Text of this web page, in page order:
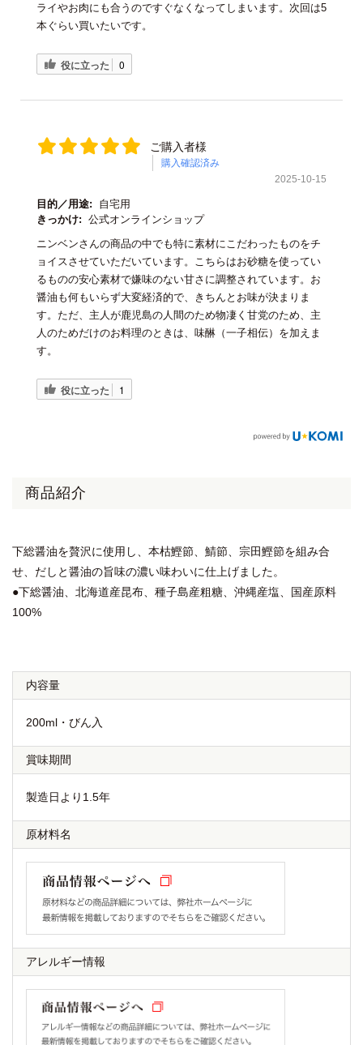
ライやお肉にも合うのですぐなくなってしまいます。次回は5
本ぐらい買いたいです。
役に立った 0
ご購入者様
購入確認済み
2025-10-15
目的／用途:
自宅用
きっかけ: 公式オンラインショップ
ニンベンさんの商品の中でも特に素材にこだわったものをチ
ョイスさせていただいています。こちらはお砂糖を使ってい
るものの安心素材で嫌味のない甘さに調整されています。お
醤油も何もいらず大変経済的で、きちんとお味が決まりま
す。ただ、主人が鹿児島の人間のため物凄く甘党のため、主
人のためだけのお料理のときは、味醂（一子相伝）を加えま
す。
役に立った 1
商品紹介
下総醤油を贅沢に使用し、本枯鰹節、鯖節、宗田鰹節を組み合
せ、だしと醤油の旨味の濃い味わいに仕上げました。
●下総醤油、北海道産昆布、種子島産粗糖、沖縄産塩、国産原料
100%
内容量
200ml・びん入
賞味期間
製造日より1.5年
原材料名
アレルギー情報